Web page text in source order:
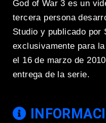
God of War 3 es un
tercera persona
Studio y publicado por
exclusivamente para
el 16 de marzo de
entrega de la serie.